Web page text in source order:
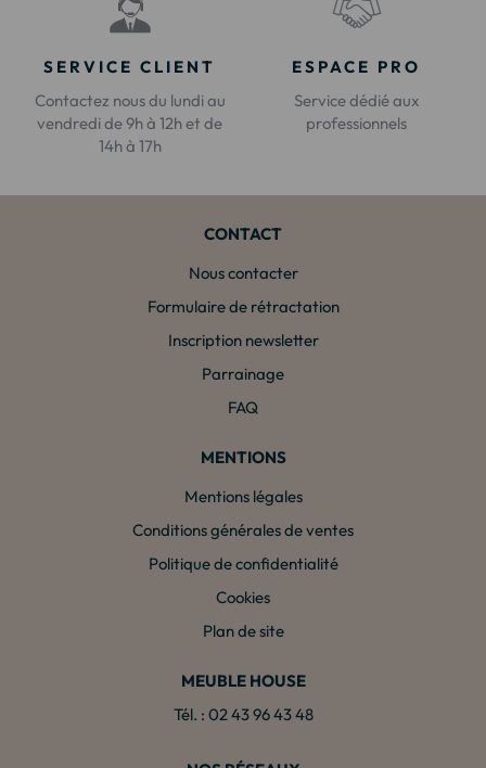
SERVICE CLIENT
Contactez nous du lundi au
vendredi de 9h à 12h et de
14h à 17h
ESPACE PRO
Service dédié aux
professionnels
CONTACT
Nous contacter
Formulaire de rétractation
Inscription newsletter
Parrainage
FAQ
MENTIONS
Mentions légales
Conditions générales de ventes
Politique de confidentialité
Cookies
Plan de site
MEUBLE HOUSE
Tél. : 02 43 96 43 48